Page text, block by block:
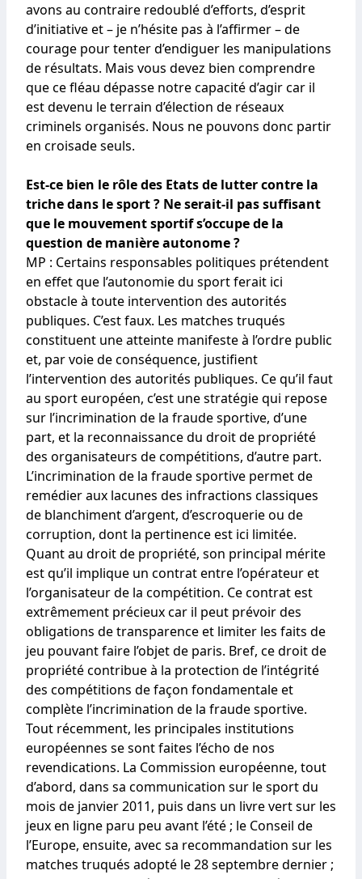
avons au contraire redoublé d’efforts, d’esprit
d’initiative et – je n’hésite pas à l’affirmer – de
courage pour tenter d’endiguer les manipulations
de résultats. Mais vous devez bien comprendre
que ce fléau dépasse notre capacité d’agir car il
est devenu le terrain d’élection de réseaux
criminels organisés. Nous ne pouvons donc partir
en croisade seuls.
Est-ce bien le rôle des Etats de lutter contre la
triche dans le sport ? Ne serait-il pas suffisant
que le mouvement sportif s’occupe de la
question de manière autonome ?
MP : Certains responsables politiques prétendent
en effet que l’autonomie du sport ferait ici
obstacle à toute intervention des autorités
publiques. C’est faux. Les matches truqués
constituent une atteinte manifeste à l’ordre public
et, par voie de conséquence, justifient
l’intervention des autorités publiques. Ce qu’il faut
au sport européen, c’est une stratégie qui repose
sur l’incrimination de la fraude sportive, d’une
part, et la reconnaissance du droit de propriété
des organisateurs de compétitions, d’autre part.
L’incrimination de la fraude sportive permet de
remédier aux lacunes des infractions classiques
de blanchiment d’argent, d’escroquerie ou de
corruption, dont la pertinence est ici limitée.
Quant au droit de propriété, son principal mérite
est qu’il implique un contrat entre l’opérateur et
l’organisateur de la compétition. Ce contrat est
extrêmement précieux car il peut prévoir des
obligations de transparence et limiter les faits de
jeu pouvant faire l’objet de paris. Bref, ce droit de
propriété contribue à la protection de l’intégrité
des compétitions de façon fondamentale et
complète l’incrimination de la fraude sportive.
Tout récemment, les principales institutions
européennes se sont faites l’écho de nos
revendications. La Commission européenne, tout
d’abord, dans sa communication sur le sport du
mois de janvier 2011, puis dans un livre vert sur les
jeux en ligne paru peu avant l’été ; le Conseil de
l’Europe, ensuite, avec sa recommandation sur les
matches truqués adopté le 28 septembre dernier ;